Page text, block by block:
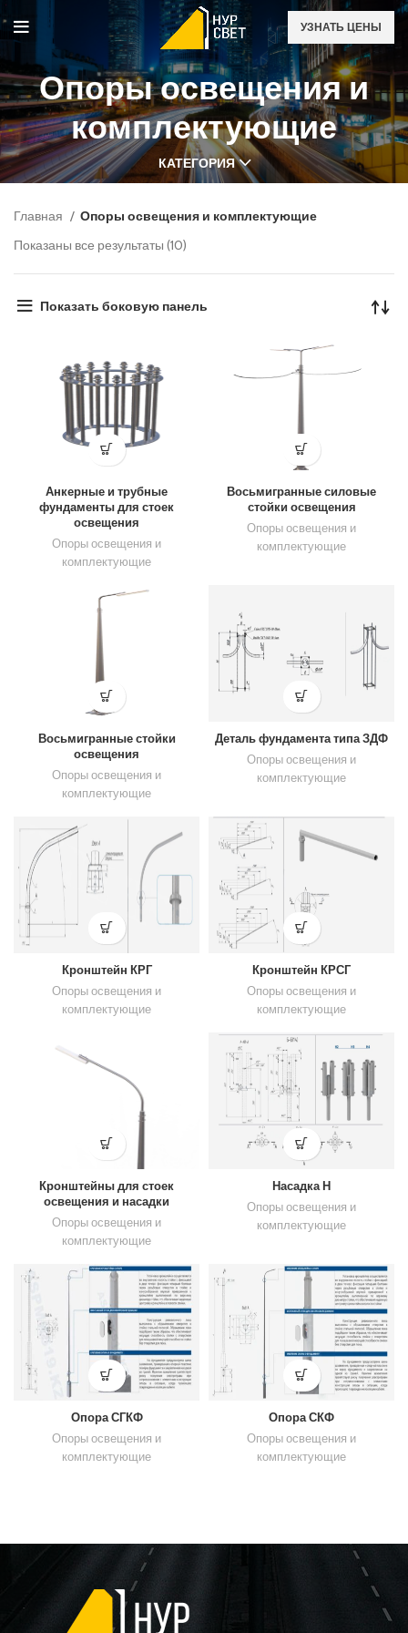
УЗНАТЬ ЦЕНЫ
Опоры освещения и
комплектующие
КАТЕГОРИЯ
Главная
Опоры освещения и комплектующие
Показаны все результаты (10)
Показать боковую панель
Анкерные и трубные
фундаменты для стоек
освещения
Опоры освещения и
комплектующие
Восьмигранные силовые
стойки освещения
Опоры освещения и
комплектующие
Восьмигранные стойки
освещения
Опоры освещения и
комплектующие
Деталь фундамента типа ЗДФ
Опоры освещения и
комплектующие
Кронштейн КРГ
Опоры освещения и
комплектующие
Кронштейн КРСГ
Опоры освещения и
комплектующие
Кронштейны для стоек
освещения и насадки
Опоры освещения и
комплектующие
Насадка Н
Опоры освещения и
комплектующие
Опора СГКФ
Опоры освещения и
комплектующие
Опора СКФ
Опоры освещения и
комплектующие